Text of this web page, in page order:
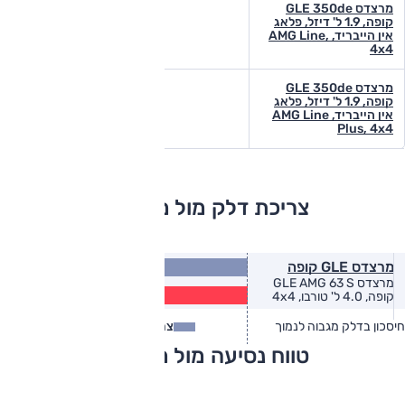
מרצדס GLE 350de
קופה, 1.9 ל' דיזל, פלאג
אין הייבריד, AMG Line,
4x4
מרצדס GLE 350de
קופה, 1.9 ל' דיזל, פלאג
אין הייבריד, AMG Line
Plus, 4x4
צריכת דלק מול מתחרים
מרצדס GLE קופה
מרצדס GLE AMG 63 S
קופה, 4.0 ל' טורבו, 4x4
חיסכון בדלק מגבוה לנמוך צריכת דלק
טווח נסיעה מול מתחרים